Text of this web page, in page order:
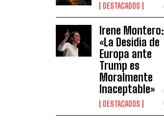
DESTACADOS
Irene Montero:
«La Desidia de
Europa ante
Trump es
Moralmente
Inaceptable»
DESTACADOS